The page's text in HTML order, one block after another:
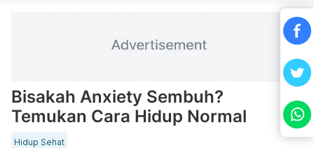
Bisakah Anxiety Sembuh?
Temukan Cara Hidup Normal
Hidup Sehat